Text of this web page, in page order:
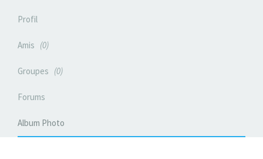
Profil
Amis 0
Groupes 0
Forums
Album Photo